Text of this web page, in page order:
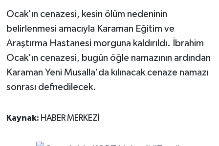
Ocak'ın cenazesi, kesin ölüm nedeninin
belirlenmesi amacıyla Karaman Eğitim ve
Araştırma Hastanesi morguna kaldırıldı. İbrahim
Ocak'ın cenazesi, bugün öğle namazının ardından
Karaman Yeni Musalla'da kılınacak cenaze namazı
sonrası defnedilecek.
Kaynak: HABER MERKEZİ